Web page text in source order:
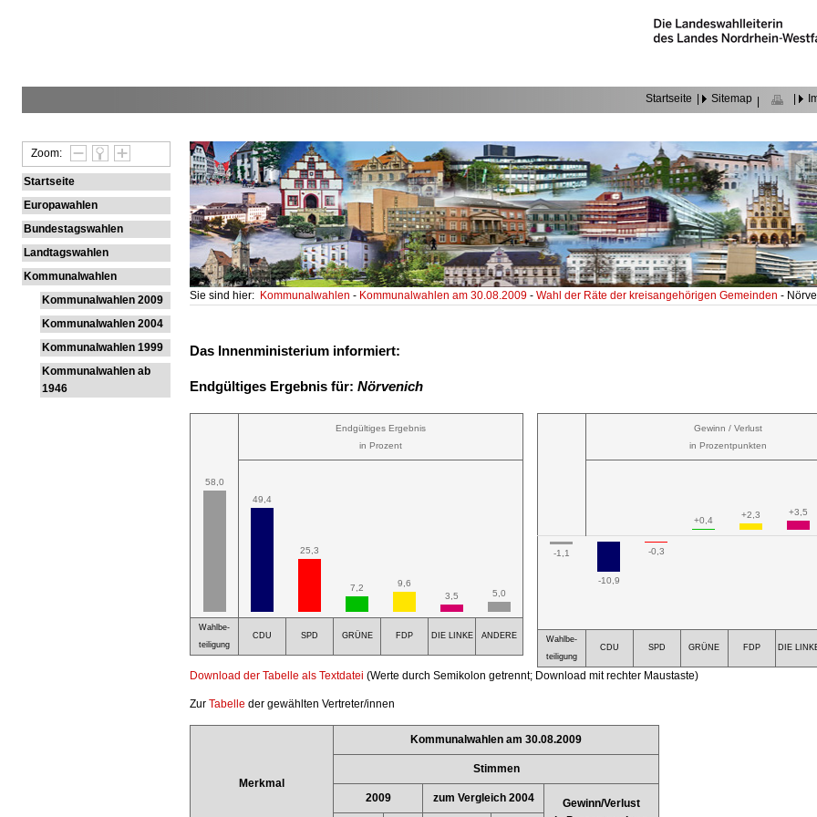
Startseite Sitemap
Zoom:
Startseite
Europawahlen
Bundestagswahlen
Landtagswahlen
Kommunalwahlen
Kommunalwahlen 2009
Kommunalwahlen 2004
Kommunalwahlen 1999
Kommunalwahlen ab
1946
Sie sind hier: Kommunalwahlen- Kommunalwahlen am 30.08.2009-Wahl der Räte der kreisangehörigen Gemeinden-
Das Innenministerium informiert:
Endgültiges Ergebnis für:Nörvenich
58,0
Endgültiges Ergebnis
in Prozent
49,4
25,3
7,2
9,6
3,5
5,0
Wahlbe-
teiligung
CDU SPD GRÜNE FDP DIE LINKE ANDERE
Gewinn / Verlust
in Prozentpunkten
+0,4
+2,3 +3,5
-1,1
-10,9
-0,3
Wahlbe-
teiligung
CDU SPD GRÜNE FDP DIE
Download der Tabelle als Textdatei (Werte durch Semikolon getrennt; Download mit rechter Maustaste)
ZurTabelle der gewählten Vertreter/innen
Merkmal
Kommunalwahlen am 30.08.2009
Stimmen
2009 zum Vergleich 2004
Gewinn/Verlust